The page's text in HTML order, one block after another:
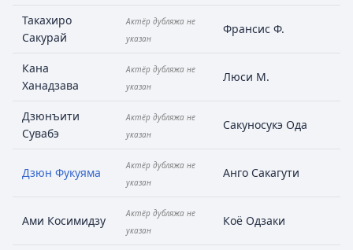
Такахиро
Сакурай
Актёр дубляжа не
указан
Франсис Ф.
Кана
Ханадзава
Актёр дубляжа не
указан
Люси М.
Дзюнъити
Сувабэ
Актёр дубляжа не
указан
Сакуносукэ Ода
Дзюн Фукуяма
Актёр дубляжа не
указан
Анго Сакагути
Ами Косимидзу
Актёр дубляжа не
указан
Коё Одзаки